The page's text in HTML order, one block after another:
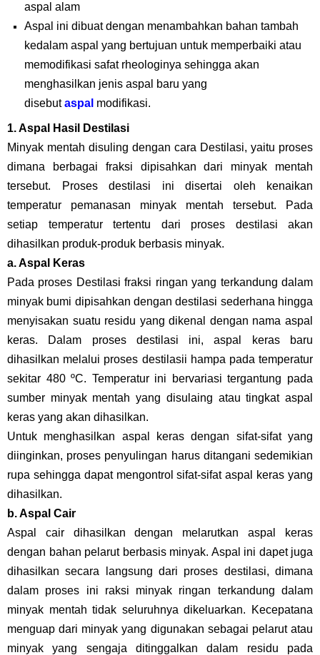
aspal alam
Aspal ini dibuat dengan menambahkan bahan tambah
kedalam aspal yang bertujuan untuk memperbaiki atau
memodifikasi safat rheologinya sehingga akan
menghasilkan jenis aspal baru yang
disebutaspal modifikasi.
1. Aspal Hasil Destilasi
Minyak mentah disuling dengan cara Destilasi, yaitu proses
dimana berbagai fraksi dipisahkan dari minyak mentah
tersebut. Proses destilasi ini disertai oleh kenaikan
temperatur pemanasan minyak mentah tersebut. Pada
setiap temperatur tertentu dari proses destilasi akan
dihasilkan produk-produk berbasis minyak.
a. Aspal Keras
Pada proses Destilasi fraksi ringan yang terkandung dalam
minyak bumi dipisahkan dengan destilasi sederhana hingga
menyisakan suatu residu yang dikenal dengan nama aspal
keras. Dalam proses destilasi ini, aspal keras baru
dihasilkan melalui proses destilasii hampa pada temperatur
sekitar 480 ºC. Temperatur ini bervariasi tergantung pada
sumber minyak mentah yang disulaing atau tingkat aspal
keras yang akan dihasilkan.
Untuk menghasilkan aspal keras dengan sifat-sifat yang
diinginkan, proses penyulingan harus ditangani sedemikian
rupa sehingga dapat mengontrol sifat-sifat aspal keras yang
dihasilkan.
b. Aspal Cair
Aspal cair dihasilkan dengan melarutkan aspal keras
dengan bahan pelarut berbasis minyak. Aspal ini dapet juga
dihasilkan secara langsung dari proses destilasi, dimana
dalam proses ini raksi minyak ringan terkandung dalam
minyak mentah tidak seluruhnya dikeluarkan. Kecepatana
menguap dari minyak yang digunakan sebagai pelarut atau
minyak yang sengaja ditinggalkan dalam residu pada